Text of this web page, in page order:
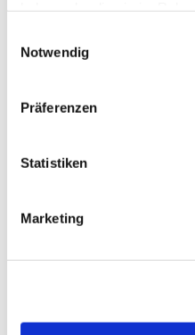
Notwendig
Präferenzen
Statistiken
Marketing